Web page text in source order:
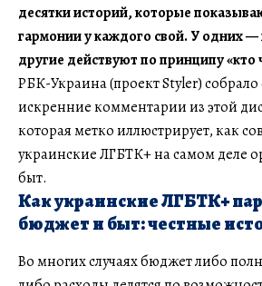
десятки историй, которые
гармонии у каждого свой. У одних —
другие действуют по принципу «кто
РБК-Украина (проект Styler)
искренние комментарии из этой
которая метко иллюстрирует, как
украинские ЛГБТК+ на самом деле
быт.
Как украинские ЛГБТК+
бюджет и быт: честные
Во многих случаях бюджет либо